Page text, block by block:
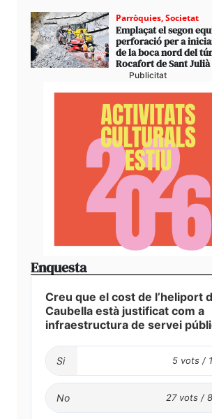
Parròquies,Societat
Emplaçat el segon
perforació per a
de la boca nord del
Rocafort de Sant Julià
Publicitat
Enquesta
Creu que el cost de l’heliport
Caubella està justificat com a
infraestructura de servei
Si
No